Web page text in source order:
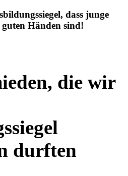
dass junge
Händen sind!
die wir
durften